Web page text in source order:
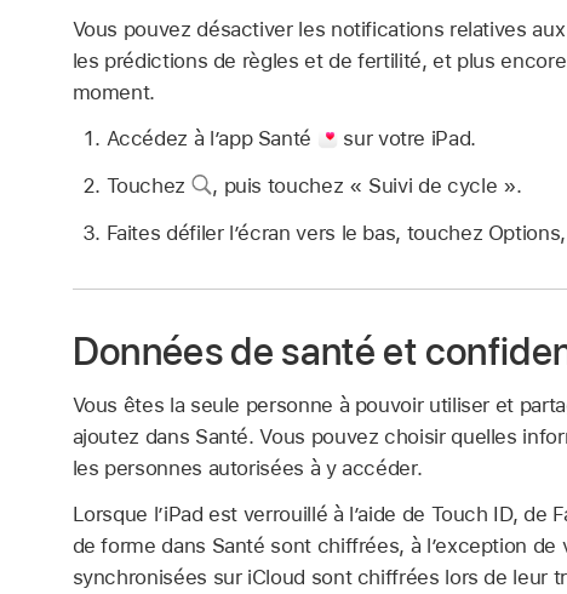
Vous pouvez désactiver les notifications relatives
les prédictions de règles et de fertilité, et plus
moment.
Accédez à l’app Santé
sur votre iPad.
Touchez
, puis touchez « Suivi de cycle ».
Faites défiler l’écran vers le bas, touchez
Données de santé et
Vous êtes la seule personne à pouvoir utiliser et
ajoutez dans Santé. Vous pouvez choisir quelles
les personnes autorisées à y accéder.
Lorsque l’iPad est verrouillé à l’aide de Touch ID,
de forme dans Santé sont chiffrées, à l’exception
synchronisées sur iCloud sont chiffrées lors de leur